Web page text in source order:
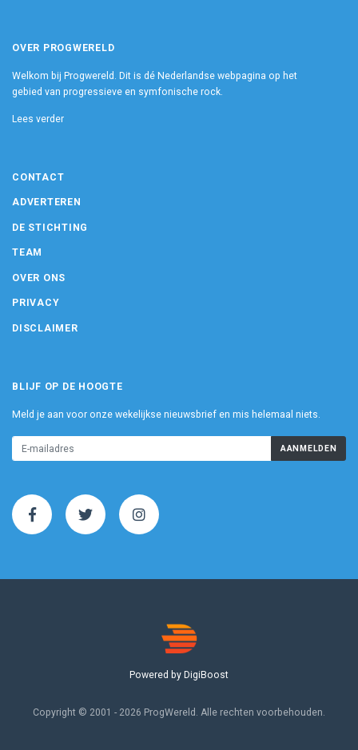
OVER PROGWERELD
Welkom bij Progwereld. Dit is dé Nederlandse webpagina op het
gebied van progressieve en symfonische rock.
Lees verder
CONTACT
ADVERTEREN
DE STICHTING
TEAM
OVER ONS
PRIVACY
DISCLAIMER
BLIJF OP DE HOOGTE
Meld je aan voor onze wekelijkse nieuwsbrief en mis helemaal niets.
AANMELDEN
Powered by DigiBoost
Copyright © 2001 - 2026 ProgWereld. Alle rechten voorbehouden.